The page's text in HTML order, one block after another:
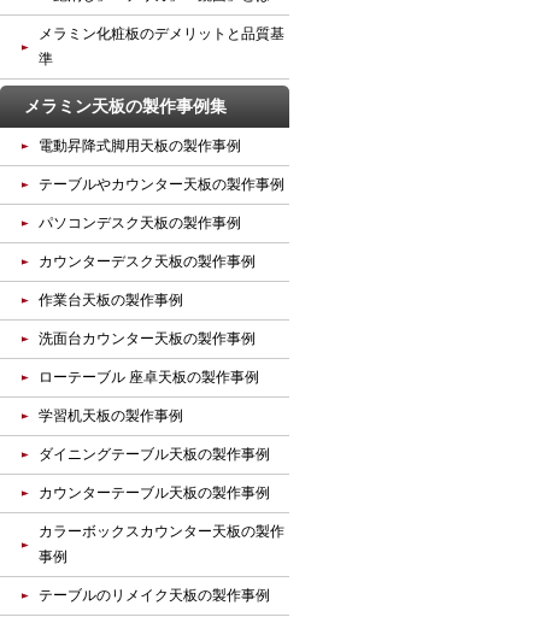
メラミン化粧板のデメリットと品質基
準
メラミン天板の製作事例集
電動昇降式脚用天板の製作事例
テーブルやカウンター天板の製作事例
パソコンデスク天板の製作事例
カウンターデスク天板の製作事例
作業台天板の製作事例
洗面台カウンター天板の製作事例
ローテーブル 座卓天板の製作事例
学習机天板の製作事例
ダイニングテーブル天板の製作事例
カウンターテーブル天板の製作事例
カラーボックスカウンター天板の製作
事例
テーブルのリメイク天板の製作事例